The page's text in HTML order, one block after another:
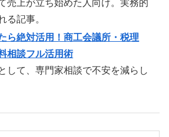
売上が立ち始めた人向け。実務的
る記事。
ら絶対活用！商工会議所・税理
相談フル活用術
して、専門家相談で不安を減らし